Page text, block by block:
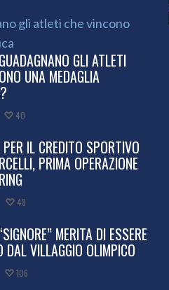
GLI ATLETI
UNA MEDAGLIA
40
IL CREDITO SPORTIVO
PRIMA OPERAZIONE
48
MERITA DI ESSERE
DAL VILLAGGIO OLIMPICO
106